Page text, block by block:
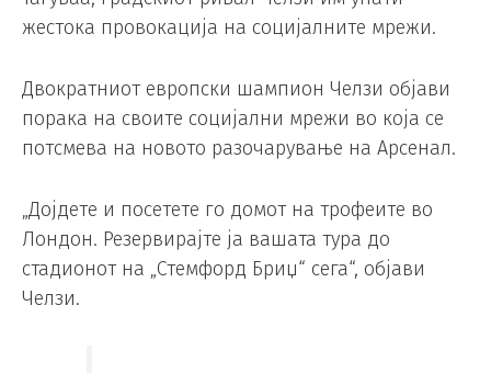
жестока провокација на социјалните мрежи.
Двократниот европски шампион Челзи објави
порака на своите социјални мрежи во која се
потсмева на новото разочарување на Арсенал.
„Дојдете и посетете го домот на трофеите во
Лондон. Резервирајте ја вашата тура до
стадионот на „Стемфорд Бриџ“ сега“, објави
Челзи.